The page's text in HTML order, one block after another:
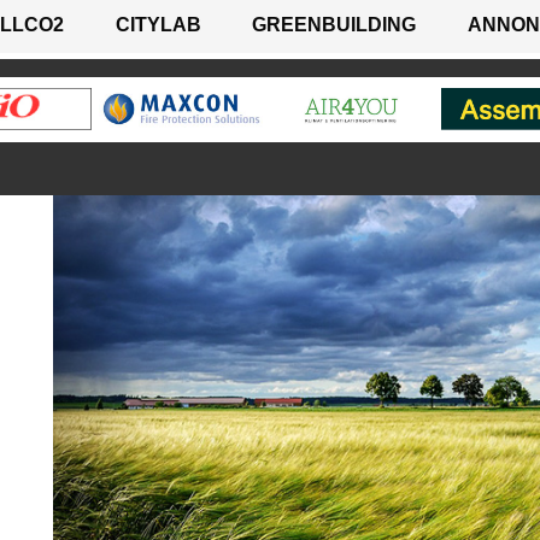
CITYLAB GREENBUILDING